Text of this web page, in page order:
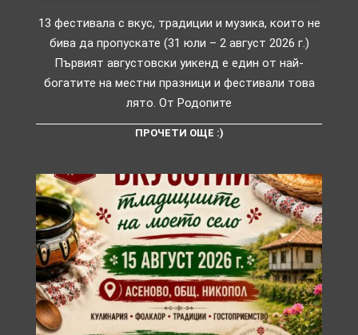
13 фестивала с вкус, традиции и музика, които не
бива да пропускате (31 юли – 2 август 2026 г.)
Първият августовски уикенд е един от най-
богатите на местни празници и фестивали това
лято. От Родопите
ПРОЧЕТИ ОЩЕ :)